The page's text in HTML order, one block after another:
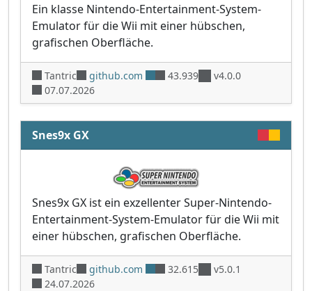
Ein klasse Nintendo-Entertainment-System-
Emulator für die Wii mit einer hübschen,
grafischen Oberfläche.
Tantric github.com 43.939
v4.0.0
07.07.2026
Snes9x GX
Snes9x GX ist ein exzellenter Super-Nintendo-
Entertainment-System-Emulator für die Wii mit
einer hübschen, grafischen Oberfläche.
Tantric github.com 32.615
v5.0.1
24.07.2026